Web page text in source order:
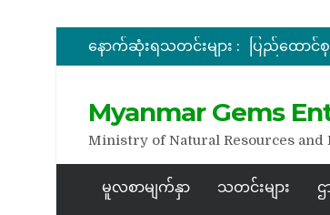
နောက်ဆုံးရသတင်းများ :
အိတ်ဖွင့်တင်ဒ
Myanmar Gems
Ministry of Natural Resources
မူလစာမျက်နှာ သတင်းများ ဌ